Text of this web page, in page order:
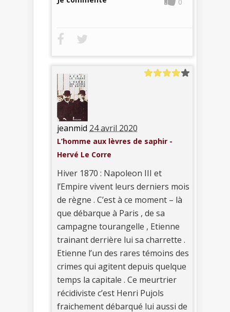
jeanmid 24 avril 2020
L’homme aux lèvres de saphir -
Hervé Le Corre
Hiver 1870 : Napoleon III et
l’Empire vivent leurs derniers mois
de règne . C’est à ce moment – là
que débarque à Paris , de sa
campagne tourangelle , Etienne
trainant derrière lui sa charrette .
Etienne l’un des rares témoins des
crimes qui agitent depuis quelque
temps la capitale . Ce meurtrier
récidiviste c’est Henri Pujols
fraichement débarqué lui aussi de